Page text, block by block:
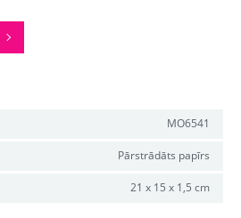
MO6541
Pārstrādāts papīrs
21 x 15 x 1,5 cm